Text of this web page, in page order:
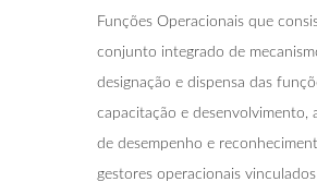
Funções Operacionais que
conjunto integrado de
designação e dispensa das
capacitação e desenvolvimento,
de desempenho e
gestores operacionais